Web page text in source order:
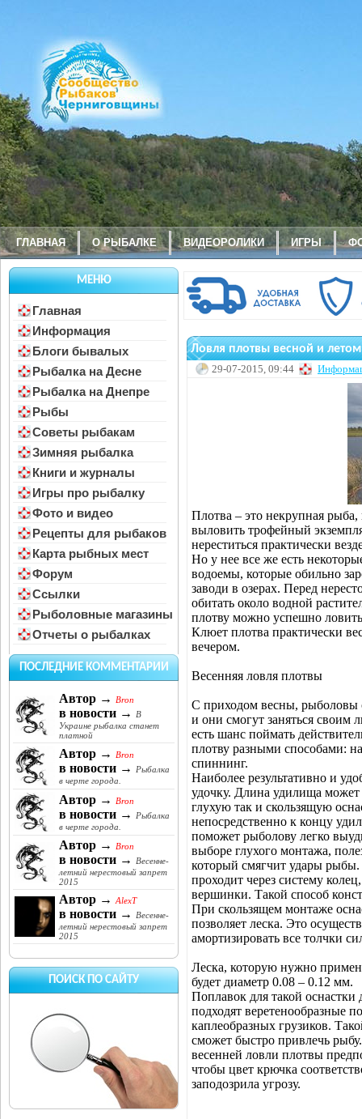
ГЛАВНАЯ О РЫБАЛКЕ ВИДЕОРОЛИКИ ИГРЫ
МЕНЮ
Главная
Информация
Блоги бывалых
Рыбалка на Десне
Рыбалка на Днепре
Рыбы
Советы рыбакам
Зимняя рыбалка
Книги и журналы
Игры про рыбалку
Фото и видео
Рецепты для рыбаков
Карта рыбных мест
Форум
Ссылки
Рыболовные магазины
Отчеты о рыбалках
ПОСЛЕДНИЕ КОММЕНТАРИИ
Автор → Bron
в новости →
В
Украине рыбалка станет
платной
Автор → Bron
в новости →
Рыбалка
в черте города.
Автор → Bron
в новости →
Рыбалка
в черте города.
Автор → Bron
в новости →
Весенне-
летний нерестовый запрет
2015
Автор → AlexT
в новости →
Весенне-
летний нерестовый запрет
2015
ПОИСК ПО САЙТУ
Ловля плотвы весной и летом
29-07-2015, 09:44
Плотва – это некрупная
выловить трофейный
нереститься практически
Но у нее все же есть
водоемы, которые обильно
заводи в озерах. Перед
обитать около водной
плотву можно успешно
Клюет плотва практически
вечером.
Весенняя ловля плотвы
С приходом весны, рыболовы
и они смогут заняться
есть шанс поймать
плотву разными способами:
спиннинг.
Наиболее результативно и
удочку. Длина удилища может
глухую так и скользящую
непосредственно к концу
поможет рыболову легко
выборе глухого монтажа,
который смягчит удары рыбы.
проходит через систему
вершинки. Такой способ
При скользящем монтаже
позволяет леска. Это
амортизировать все толчки
Леска, которую нужно
будет диаметр 0.08 – 0.12 мм.
Поплавок для такой
подходят веретенообразные
каплеобразных грузиков.
сможет быстро привлечь
весенней ловли плотвы
чтобы цвет крючка
заподозрила угрозу.